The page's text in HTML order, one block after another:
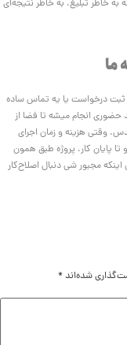
به خاطر تبلیغ، به خاطر نتیجه‌ای
ما
درخواست یا یه تماس ساده
انجام میشه تا فضا از
وقتی هزینه و زمان اجرای
پایان کار، پروژه طبق همون
مجبور شی دنبال اصلاح‌کار
شده‌اند*